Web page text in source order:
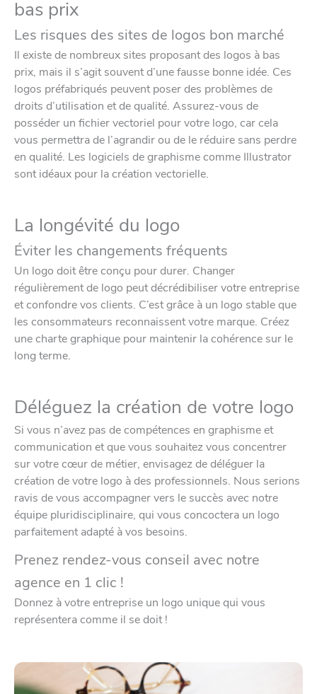
bas prix
Les risques des sites de logos bon marché
Il existe de nombreux sites proposant des logos à bas
prix, mais il s’agit souvent d’une fausse bonne idée. Ces
logos préfabriqués peuvent poser des problèmes de
droits d’utilisation et de qualité. Assurez-vous de
posséder un fichier vectoriel pour votre logo, car cela
vous permettra de l’agrandir ou de le réduire sans perdre
en qualité. Les logiciels de graphisme comme Illustrator
sont idéaux pour la création vectorielle.
La longévité du logo
Éviter les changements fréquents
Un logo doit être conçu pour durer. Changer
régulièrement de logo peut décrédibiliser votre entreprise
et confondre vos clients. C’est grâce à un logo stable que
les consommateurs reconnaissent votre marque. Créez
une charte graphique pour maintenir la cohérence sur le
long terme.
Déléguez la création de votre logo
Si vous n’avez pas de compétences en graphisme et
communication et que vous souhaitez vous concentrer
sur votre cœur de métier, envisagez de déléguer la
création de votre logo à des professionnels. Nous serions
ravis de vous accompagner vers le succès avec notre
équipe pluridisciplinaire, qui vous concoctera un logo
parfaitement adapté à vos besoins.
Prenez rendez-vous conseil avec notre
agence en 1 clic !
Donnez à votre entreprise un logo unique qui vous
représentera comme il se doit !